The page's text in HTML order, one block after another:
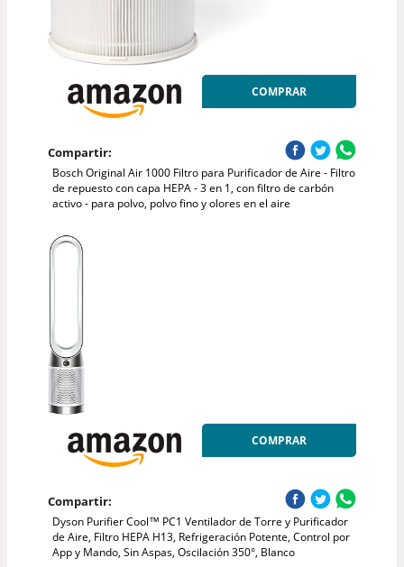
COMPRAR
Compartir:
Bosch Original Air 1000 Filtro para Purificador de Aire - Filtro
de repuesto con capa HEPA - 3 en 1, con filtro de carbón
activo - para polvo, polvo fino y olores en el aire
COMPRAR
Compartir:
Dyson Purifier Cool™ PC1 Ventilador de Torre y Purificador
de Aire, Filtro HEPA H13, Refrigeración Potente, Control por
App y Mando, Sin Aspas, Oscilación 350°, Blanco